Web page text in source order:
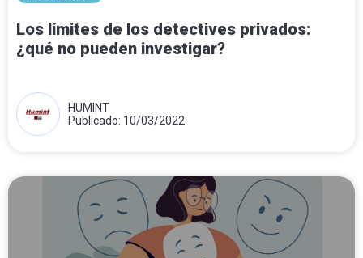
Los límites de los detectives privados:
¿qué no pueden investigar?
HUMINT
Publicado: 10/03/2022